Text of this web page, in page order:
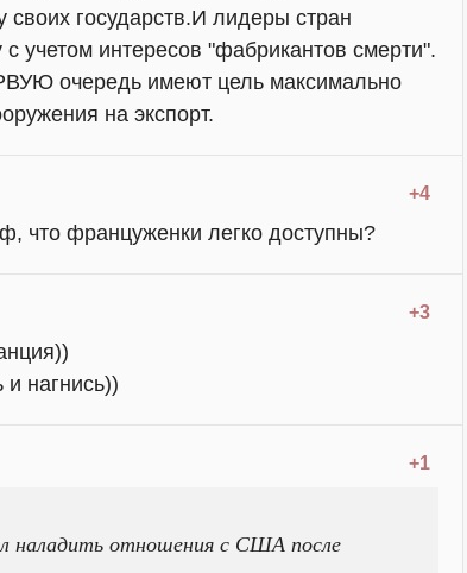
государств.И лидеры стран
учетом интересов "фабрикантов смерти".
очередь имеют цель максимально
на экспорт.
+4
что француженки легко доступны?
+3
нагнись))
+1
отношения с США после